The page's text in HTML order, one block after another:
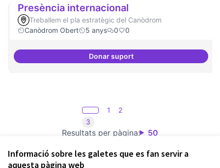
Informació sobre les galetes que es fan servir a
aquesta pàgina web
Presència internacional
Treballem el pla estratègic del Canòdrom
Canòdrom Obert
5 anys 0 0
Donar suportPresència internacional
Resultats per pàgina: 50
1
2
3